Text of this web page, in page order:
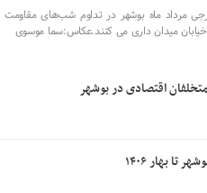
مرداد ماه بوشهر در تداوم شب‌های مقاومت
میدان داری می کنند.عکاس:سما موسوی
اقتصادی در بوشهر
بهار ۱۴۰۶